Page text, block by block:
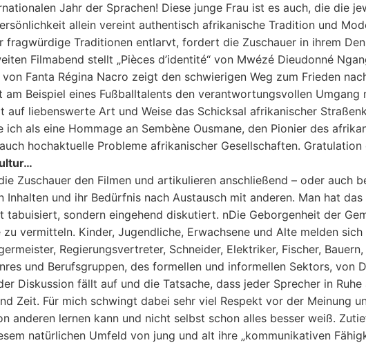
Jahr der Sprachen! Diese junge Frau ist es auch, die die
allein vereint authentisch afrikanische Tradition und
fragwürdige Traditionen entlarvt, fordert die Zuschauer in ihrem
Filmabend stellt „Pièces d’identité“ von Mwézé Dieudonné
Fanta Régina Nacro zeigt den schwierigen Weg zum Frieden
Beispiel eines Fußballtalents den verantwortungsvollen Umgang
liebenswerte Art und Weise das Schicksal afrikanischer
ich als eine Hommage an Sembène Ousmane, den Pionier des
hochaktuelle Probleme afrikanischer Gesellschaften.
Zuschauer den Filmen und artikulieren anschließend – oder auch
und ihr Bedürfnis nach Austausch mit anderen. Man hat
tabuisiert, sondern eingehend diskutiert. nDie Geborgenheit der
vermitteln. Kinder, Jugendliche, Erwachsene und Alte melden
Regierungsvertreter, Schneider, Elektriker, Fischer,
und Berufsgruppen, des formellen und informellen Sektors, von
Diskussion fällt auf und die Tatsache, dass jeder Sprecher in
Zeit. Für mich schwingt dabei sehr viel Respekt vor der Meinung
anderen lernen kann und nicht selbst schon alles besser weiß.
natürlichen Umfeld von jung und alt ihre „kommunikativen